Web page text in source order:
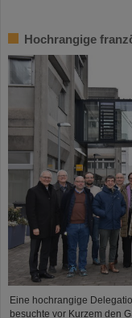
Hochrangige
Eine hochrangige
besuchte vor Kurzem den